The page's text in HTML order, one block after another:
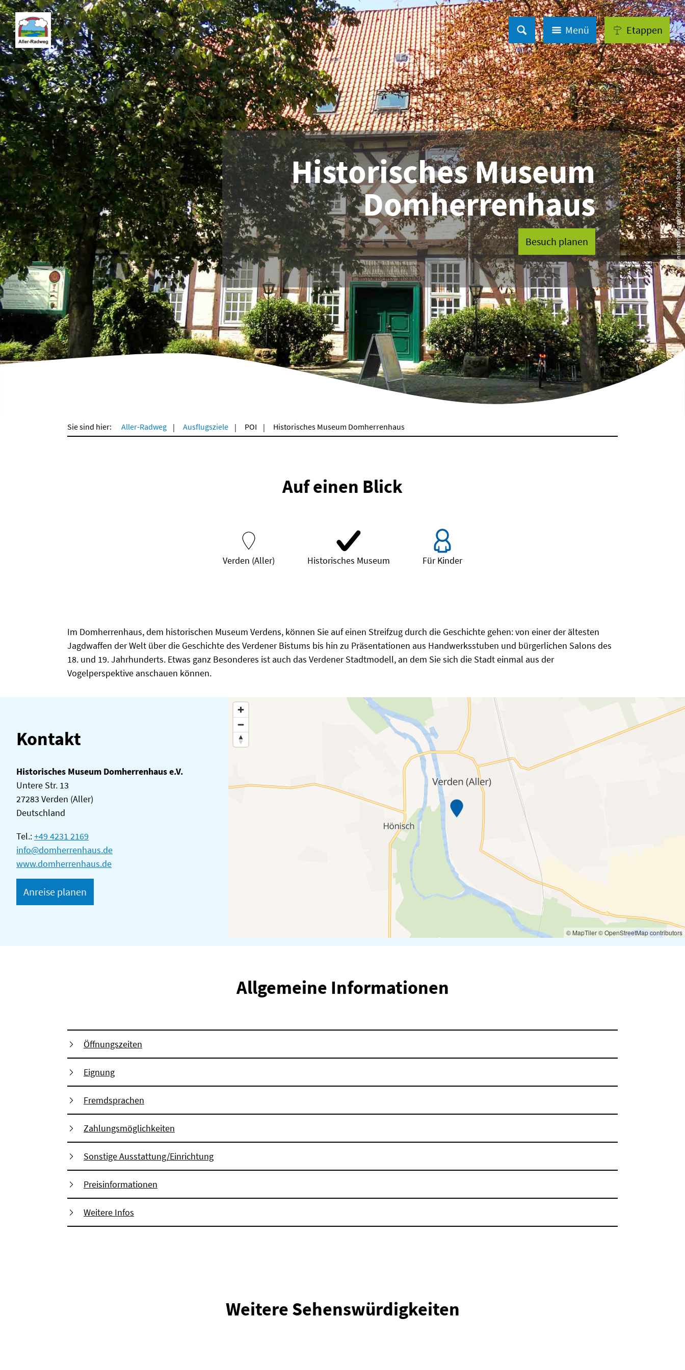
Menü Etappen
© Annkathrin Sommer/ Bildarchiv Stadt Verden
Historisches Museum
Domherrenhaus
Besuch planen
Sie sind hier: Aller-Radweg Ausflugsziele POI Historisches Museum Domherrenhaus
Auf einen Blick
Verden (Aller) Historisches Museum Für Kinder
Im Domherrenhaus, dem historischen Museum Verdens, können Sie auf einen Streifzug durch die Geschichte gehen: von einer der ältesten
Jagdwaffen der Welt über die Geschichte des Verdener Bistums bis hin zu Präsentationen aus Handwerksstuben und bürgerlichen Salons des
18. und 19. Jahrhunderts. Etwas ganz Besonderes ist auch das Verdener Stadtmodell, an dem Sie sich die Stadt einmal aus der
Vogelperspektive anschauen können.
Kontakt
Historisches Museum Domherrenhaus e.V.
Untere Str. 13
27283 Verden (Aller)
Deutschland
Tel.:+49 4231 2169
info@domherrenhaus.de
www.domherrenhaus.de
Anreise planen
© MapTiler© OpenStreetMap contributors
Allgemeine Informationen
Öffnungszeiten
Eignung
Fremdsprachen
Zahlungsmöglichkeiten
Sonstige Ausstattung/Einrichtung
Preisinformationen
Weitere Infos
Weitere Sehenswürdigkeiten